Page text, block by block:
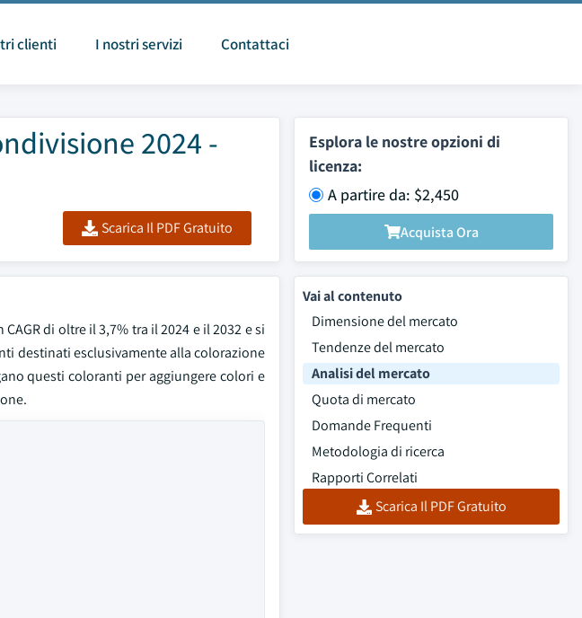
clienti I nostri servizi Contattaci
2024 -
Scarica Il PDF Gratuito
Esplora le nostre opzioni di
licenza:
A partire da: $2,450
Acquista Ora
di oltre il 3,7% tra il 2024 e il 2032 e si
destinati esclusivamente alla colorazione
questi coloranti per aggiungere colori e
Vai al contenuto
Dimensione del mercato
Tendenze del mercato
Analisi del mercato
Quota di mercato
Domande Frequenti
Metodologia di ricerca
Rapporti Correlati
Scarica Il PDF Gratuito